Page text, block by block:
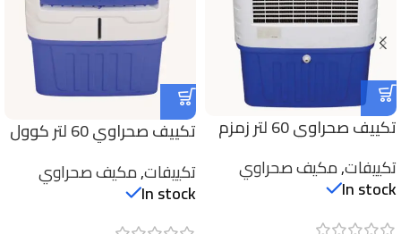
تكييف صحراوي 60 لتر زمزم
تكييفات,مكيف صحراوي
In stock
تكييف صحراوي 60 لتر كوول
تكييفات,مكيف صحراوي
In stock